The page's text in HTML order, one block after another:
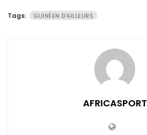
Tags: GUINÉEN D'AILLEURS
AFRICASPORT